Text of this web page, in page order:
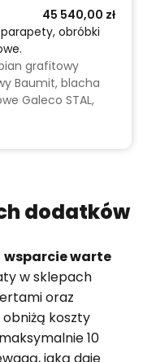
45 540,00 zł
obróbki
grafitowy
Baumit, blacha
Galeco STAL,
dodatków
wsparcie warte
w sklepach
oraz
koszty
10
jaką daje